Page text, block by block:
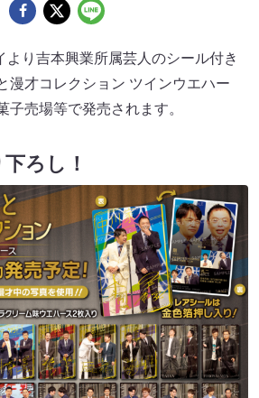
より吉本興業所属芸人のシール付き
漫才コレクション ツインウエハー
子売場等で発売されます。
ろし！